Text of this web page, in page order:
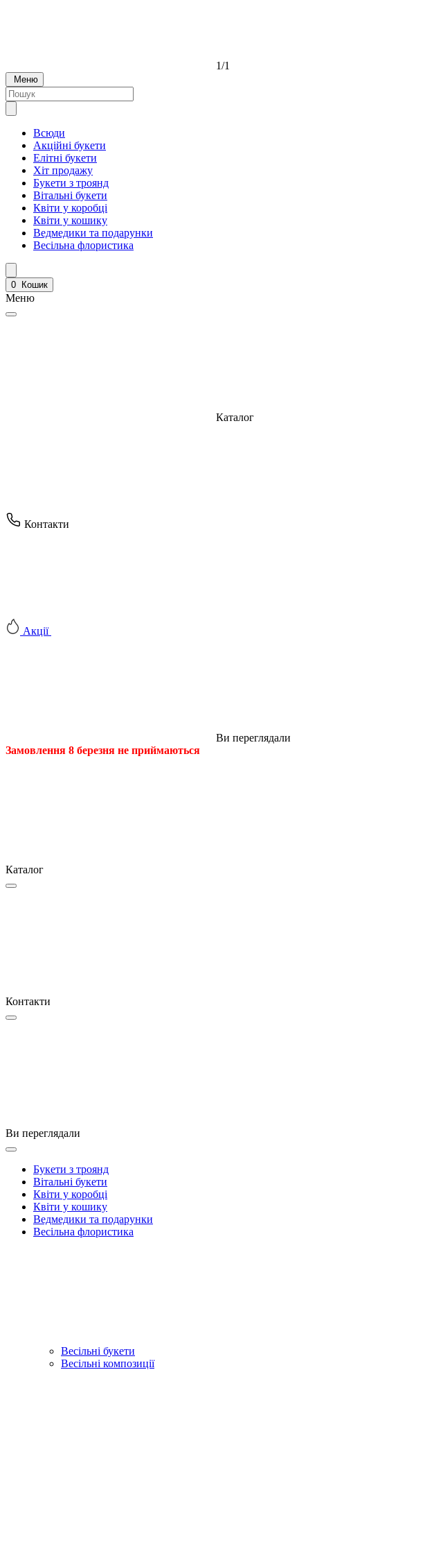
1/1
Меню
Всюди
Акційні букети
Елітні букети
Хіт продажу
Букети з троянд
Вітальні букети
Квіти у коробці
Квіти у кошику
Ведмедики та подарунки
Весільна флористика
0 Кошик
Меню
Каталог
Контакти
Акції
Ви переглядали
Замовлення 8 березня не приймаються
Каталог
Контакти
Ви переглядали
Букети з троянд
Вітальні букети
Квіти у коробці
Квіти у кошику
Ведмедики та подарунки
Весільна флористика
Весільні букети
Весільні композиції